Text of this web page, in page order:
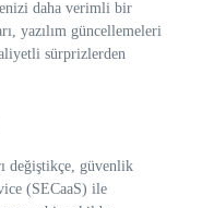
daha verimli bir
yazılım güncellemeleri
sürprizlerden
değiştikçe, güvenlik
(SECaaS) ile